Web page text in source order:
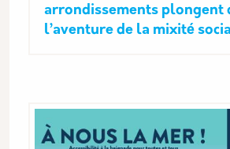
arrondissements plongent
l’aventure de la mixité